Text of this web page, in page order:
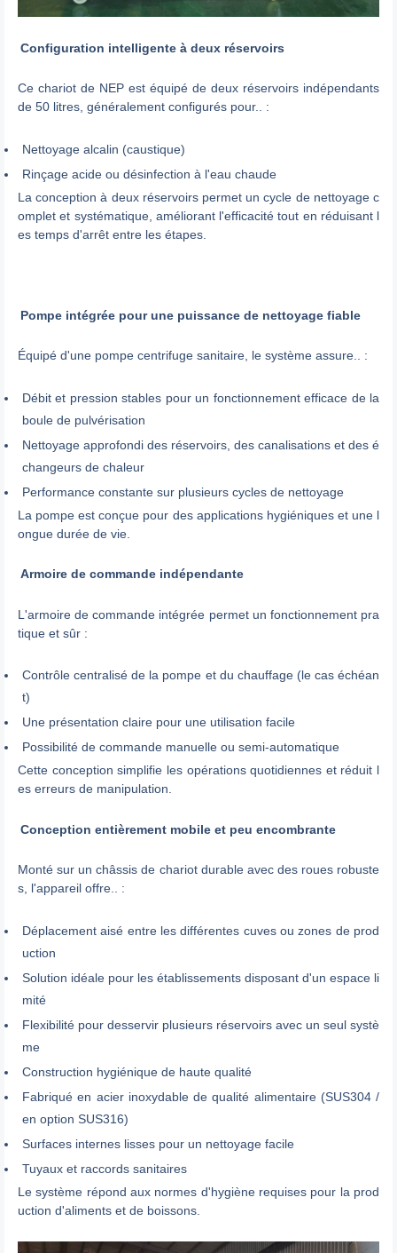
Configuration intelligente à deux réservoirs
Ce chariot de NEP est équipé de deux réservoirs indépendants
de 50 litres, généralement configurés pour.. :
Nettoyage alcalin (caustique)
Rinçage acide ou désinfection à l'eau chaude
La conception à deux réservoirs permet un cycle de nettoyage c
omplet et systématique, améliorant l'efficacité tout en réduisant l
es temps d'arrêt entre les étapes.
Pompe intégrée pour une puissance de nettoyage fiable
Équipé d'une pompe centrifuge sanitaire, le système assure.. :
Débit et pression stables pour un fonctionnement efficace de la
boule de pulvérisation
Nettoyage approfondi des réservoirs, des canalisations et des é
changeurs de chaleur
Performance constante sur plusieurs cycles de nettoyage
La pompe est conçue pour des applications hygiéniques et une l
ongue durée de vie.
Armoire de commande indépendante
L'armoire de commande intégrée permet un fonctionnement pra
tique et sûr :
Contrôle centralisé de la pompe et du chauffage (le cas échéan
t)
Une présentation claire pour une utilisation facile
Possibilité de commande manuelle ou semi-automatique
Cette conception simplifie les opérations quotidiennes et réduit l
es erreurs de manipulation.
Conception entièrement mobile et peu encombrante
Monté sur un châssis de chariot durable avec des roues robuste
s, l'appareil offre.. :
Déplacement aisé entre les différentes cuves ou zones de prod
uction
Solution idéale pour les établissements disposant d'un espace li
mité
Flexibilité pour desservir plusieurs réservoirs avec un seul systè
me
Construction hygiénique de haute qualité
Fabriqué en acier inoxydable de qualité alimentaire (SUS304 /
en option SUS316)
Surfaces internes lisses pour un nettoyage facile
Tuyaux et raccords sanitaires
Le système répond aux normes d'hygiène requises pour la prod
uction d'aliments et de boissons.